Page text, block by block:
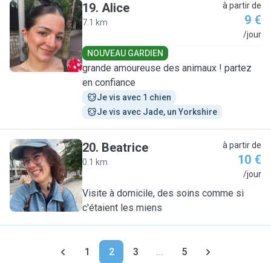
A
19. Alice
7.1 km
à partir de
9 €
/jour
NOUVEAU GARDIEN
grande amoureuse des animaux ! partez
en confiance
Je vis avec 1 chien
Je vis avec Jade, un Yorkshire
B
20. Beatrice
0.1 km
à partir de
10 €
/jour
Visite à domicile, des soins comme si
c'étaient les miens
1 2 3 ... 5